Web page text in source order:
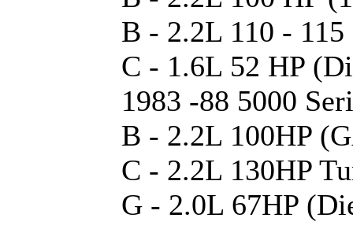
B - 2.2L 110 -
C - 1.6L 52 HP
1983 -88 5000
B - 2.2L 100HP
C - 2.2L 130HP
G - 2.0L 67HP